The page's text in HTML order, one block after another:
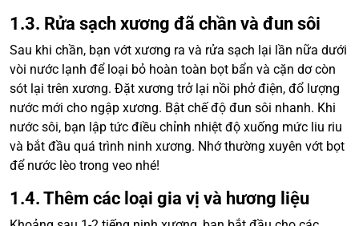
1.3. Rửa sạch xương đã chần và đun sôi
Sau khi chần, bạn vớt xương ra và rửa sạch lại lần nữa dưới
vòi nước lạnh để loại bỏ hoàn toàn bọt bẩn và cặn dơ còn
sót lại trên xương. Đặt xương trở lại nồi phở điện, đổ lượng
nước mới cho ngập xương. Bật chế độ đun sôi nhanh. Khi
nước sôi, bạn lập tức điều chỉnh nhiệt độ xuống mức liu riu
và bắt đầu quá trình ninh xương. Nhớ thường xuyên vớt bọt
để nước lèo trong veo nhé!
1.4. Thêm các loại gia vị và hương liệu